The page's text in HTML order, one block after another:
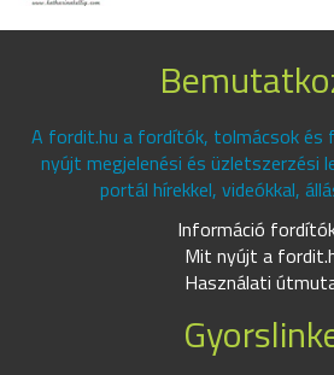
A fordit.hu a fordítók, tolmácsok és
nyújt megjelenési és üzletszerzési
portál hírekkel, videókkal,
Információ
Mit nyújt a
Használati